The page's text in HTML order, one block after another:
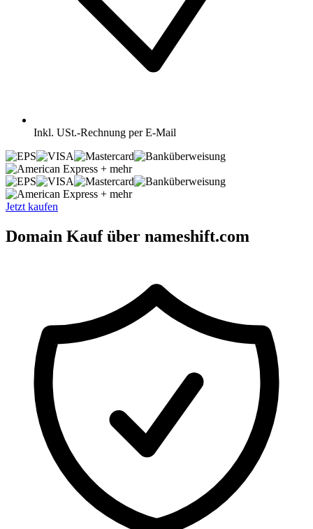
Inkl. USt.-Rechnung per E-Mail
+ mehr
+ mehr
Jetzt kaufen
Domain Kauf über nameshift.com